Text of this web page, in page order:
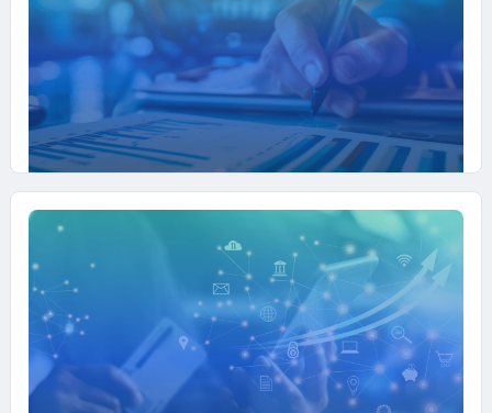
come la Finanza Agevolata supporta il tuo
business
#EDUCAZIONE-FINANZIARIA
09 OTTOBRE 2025
Capire il bilancio per dialogare
meglio con la banca
Comprendere i numeri per gestire meglio la
propria impresa
#EDUCAZIONE-FINANZIARIA